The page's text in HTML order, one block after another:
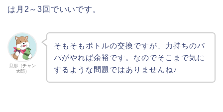
は月2～3回でいいです。
旦那（チャン
太郎）
そもそもボトルの交換ですが、力持ちのパ
パがやれば余裕です。なのでそこまで気に
するような問題ではありませんね♪